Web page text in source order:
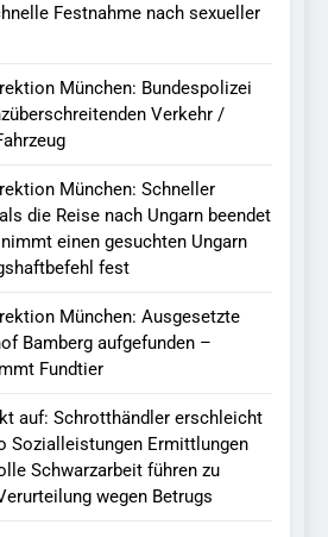
Festnahme nach sexueller
München: Bundespolizei
Verkehr /
München: Schneller
die Reise nach Ungarn beendet
einen gesuchten Ungarn
fest
München: Ausgesetzte
Bamberg aufgefunden –
Fundtier
auf: Schrotthändler erschleicht
Sozialleistungen Ermittlungen
Schwarzarbeit führen zu
wegen Betrugs